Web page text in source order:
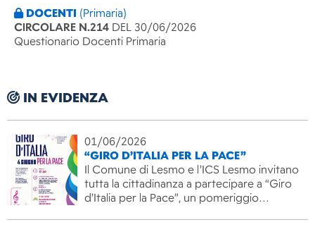
DOCENTI (Primaria)
CIRCOLARE N.214 DEL 30/06/2026
Questionario Docenti Primaria
IN EVIDENZA
01/06/2026
“GIRO D’ITALIA PER LA PACE”
Il Comune di Lesmo e l’ICS Lesmo invitano
tutta la cittadinanza a partecipare a “Giro
d’Italia per la Pace”, un pomeriggio…